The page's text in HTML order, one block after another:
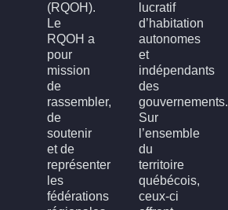
(RQOH).
Le
RQOH a
pour
mission
de
rassembler,
de
soutenir
et de
représenter
les
fédérations
lucratif
d’habitation
autonomes
et
indépendants
des
gouvernements.
Sur
l’ensemble
du
territoire
québécois,
ceux-ci